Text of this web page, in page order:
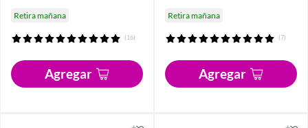
Retira mañana
(16)
Agregar
Retira mañana
(7)
Agregar